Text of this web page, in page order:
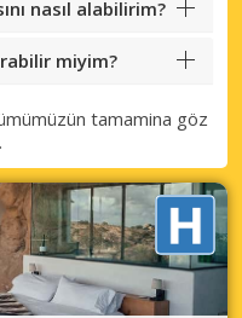
nasıl alabilirim?
miyim?
tamamina göz
.